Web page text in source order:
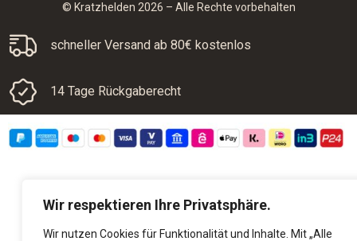
Wir respektieren Ihre Privatsphäre.
Wir nutzen Cookies für Funktionalität und Inhalte. Mit „Alle
© Kratzhelden 2026 – Alle Rechte vorbehalten
schneller Versand ab 80€ kostenlos
14 Tage Rückgaberecht